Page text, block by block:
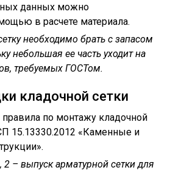
данных можно
в расчете материала.
необходимо брать с запасом
небольшая ее часть уходит на
требуемых ГОСТом.
кладочной сетки
по монтажу кладочной
15.13330.2012 «Каменные и
2 – выпуск арматурной сетки для